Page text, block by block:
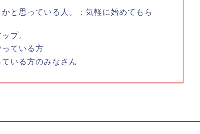
と思っている人。：気軽に始めてもら
プ。
ている方
いる方のみなさん